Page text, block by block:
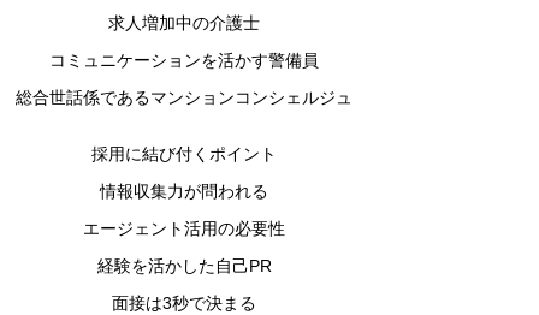
求人増加中の介護士
コミュニケーションを活かす警備員
総合世話係であるマンションコンシェルジュ
採用に結び付くポイント
情報収集力が問われる
エージェント活用の必要性
経験を活かした自己PR
面接は3秒で決まる